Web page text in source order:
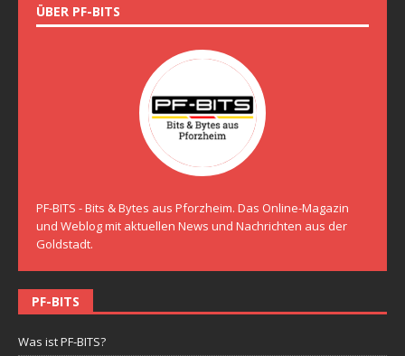
ÜBER PF-BITS
PF-BITS - Bits & Bytes aus Pforzheim. Das Online-Magazin
und Weblog mit aktuellen News und Nachrichten aus der
Goldstadt.
PF-BITS
Was ist PF-BITS?